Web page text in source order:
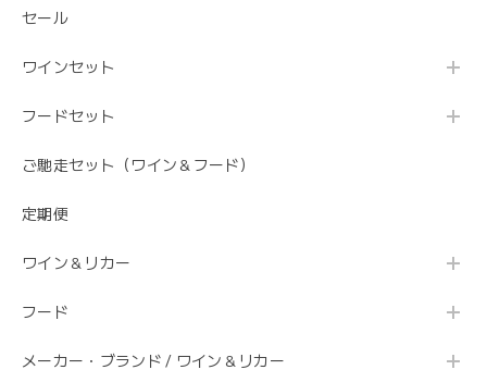
セール
ワインセット
フードセット
ご馳走セット（ワイン＆フード）
定期便
ワイン＆リカー
フード
メーカー・ブランド / ワイン＆リカー